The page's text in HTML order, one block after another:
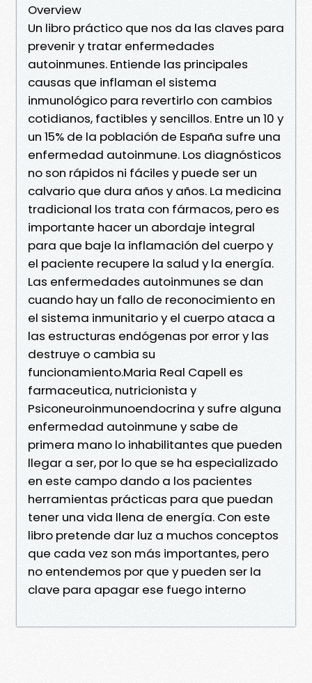
Overview
Un libro práctico que nos da las claves para
prevenir y tratar enfermedades
autoinmunes. Entiende las principales
causas que inflaman el sistema
inmunológico para revertirlo con cambios
cotidianos, factibles y sencillos. Entre un 10 y
un 15% de la población de España sufre una
enfermedad autoinmune. Los diagnósticos
no son rápidos ni fáciles y puede ser un
calvario que dura años y años. La medicina
tradicional los trata con fármacos, pero es
importante hacer un abordaje integral
para que baje la inflamación del cuerpo y
el paciente recupere la salud y la energía.
Las enfermedades autoinmunes se dan
cuando hay un fallo de reconocimiento en
el sistema inmunitario y el cuerpo ataca a
las estructuras endógenas por error y las
destruye o cambia su
funcionamiento.Maria Real Capell es
farmaceutica, nutricionista y
Psiconeuroinmunoendocrina y sufre alguna
enfermedad autoinmune y sabe de
primera mano lo inhabilitantes que pueden
llegar a ser, por lo que se ha especializado
en este campo dando a los pacientes
herramientas prácticas para que puedan
tener una vida llena de energía. Con este
libro pretende dar luz a muchos conceptos
que cada vez son más importantes, pero
no entendemos por que y pueden ser la
clave para apagar ese fuego interno